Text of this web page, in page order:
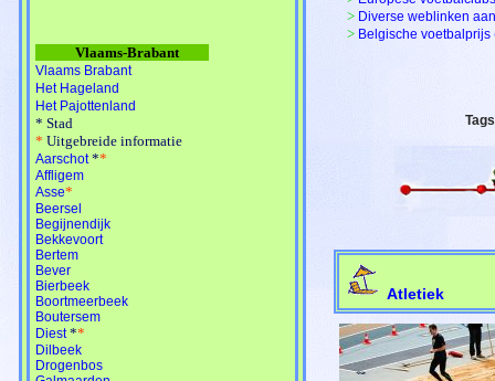
Vlaams-Brabant
Vlaams Brabant
Het Hageland
Het Pajottenland
* Stad
* Uitgebreide informatie
Aarschot**
Affligem
Asse*
Beersel
Begijnendijk
Bekkevoort
Bertem
Bever
Bierbeek
Boortmeerbeek
Boutersem
Diest **
Dilbeek
Drogenbos
> Diverse weblinken
> Belgische
Tags
Atletiek